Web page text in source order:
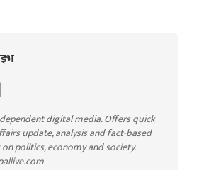
digital media. Offers quick
update, analysis and fact-based
politics, economy and society.